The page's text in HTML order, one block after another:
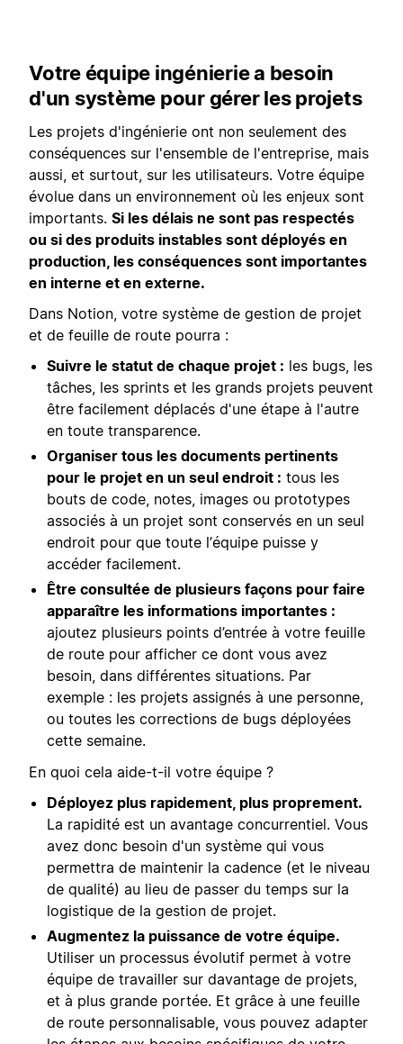
Votre équipe ingénierie a besoin
d'un système pour gérer les projets
Les projets d'ingénierie ont non seulement des
conséquences sur l'ensemble de l'entreprise, mais
aussi, et surtout, sur les utilisateurs. Votre équipe
évolue dans un environnement où les enjeux sont
importants. Si les délais ne sont pas respectés
ou si des produits instables sont déployés en
production, les conséquences sont importantes
en interne et en externe.
Dans Notion, votre système de gestion de projet
et de feuille de route pourra :
Suivre le statut de chaque projet : les bugs, les
tâches, les sprints et les grands projets peuvent
être facilement déplacés d'une étape à l'autre
en toute transparence.
Organiser tous les documents pertinents
pour le projet en un seul endroit : tous les
bouts de code, notes, images ou prototypes
associés à un projet sont conservés en un seul
endroit pour que toute l’équipe puisse y
accéder facilement.
Être consultée de plusieurs façons pour faire
apparaître les informations importantes :
ajoutez plusieurs points d’entrée à votre feuille
de route pour afficher ce dont vous avez
besoin, dans différentes situations. Par
exemple : les projets assignés à une personne,
ou toutes les corrections de bugs déployées
cette semaine.
En quoi cela aide-t-il votre équipe ?
Déployez plus rapidement, plus proprement.
La rapidité est un avantage concurrentiel. Vous
avez donc besoin d'un système qui vous
permettra de maintenir la cadence (et le niveau
de qualité) au lieu de passer du temps sur la
logistique de la gestion de projet.
Augmentez la puissance de votre équipe.
Utiliser un processus évolutif permet à votre
équipe de travailler sur davantage de projets,
et à plus grande portée. Et grâce à une feuille
de route personnalisable, vous pouvez adapter